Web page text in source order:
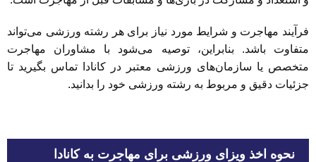
فرآیند مهاجرت و شرایط مورد نیاز برای هر رشته ورزشی می‌تواند
متفاوت باشد. بنابراین، توصیه می‌شود با مشاوران مهاجرت
متخصص یا سازمان‌های ورزشی معتبر در کانادا تماس بگیرید تا
جزئیات دقیق و مربوط به رشته ورزشی خود را بدانید.
نحوه اخذ ویزای ورزشی برای مهاجرت به کانادا